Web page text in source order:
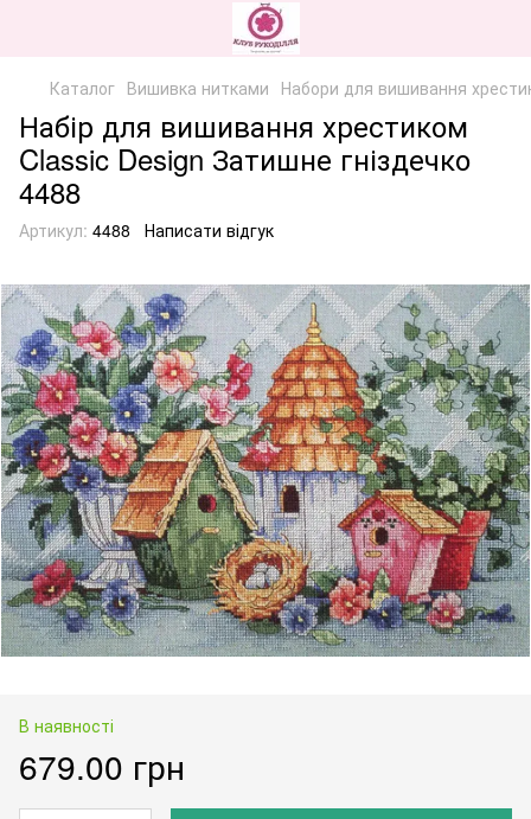
Каталог Вишивка нитками Набори для вишивання
Набір для вишивання хрестиком
Classic Design Затишне гніздечко
4488
Артикул: 4488 Написати відгук
В наявності
679.00 грн